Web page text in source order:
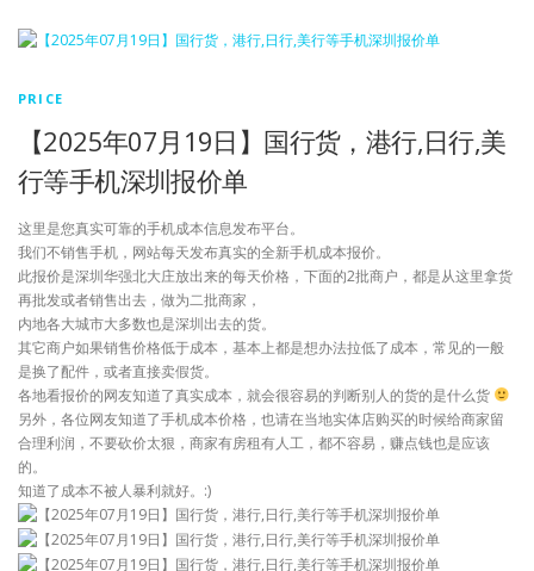
PRICE
【2025年07月19日】国行货，港行,日行,美
行等手机深圳报价单
这里是您真实可靠的手机成本信息发布平台。
我们不销售手机，网站每天发布真实的全新手机成本报价。
此报价是深圳华强北大庄放出来的每天价格，下面的2批商户，都是从这里拿货
再批发或者销售出去，做为二批商家，
内地各大城市大多数也是深圳出去的货。
其它商户如果销售价格低于成本，基本上都是想办法拉低了成本，常见的一般
是换了配件，或者直接卖假货。
各地看报价的网友知道了真实成本，就会很容易的判断别人的货的是什么货
另外，各位网友知道了手机成本价格，也请在当地实体店购买的时候给商家留
合理利润，不要砍价太狠，商家有房租有人工，都不容易，赚点钱也是应该
的。
知道了成本不被人暴利就好。:)